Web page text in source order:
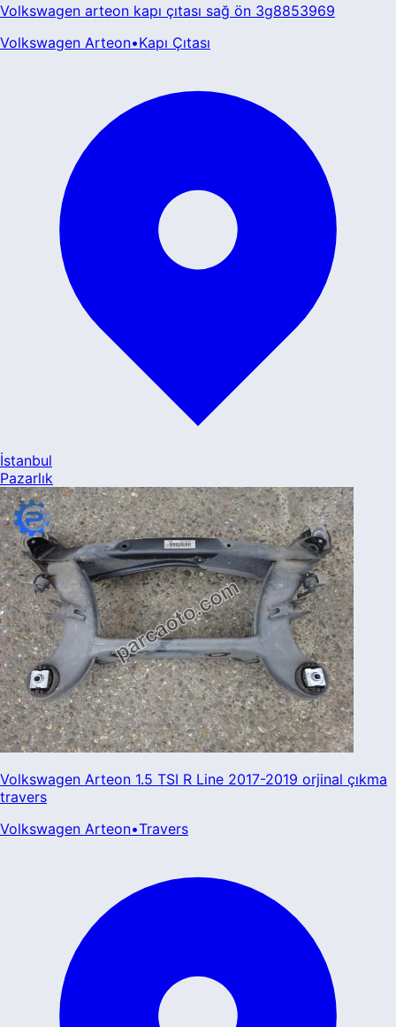
Volkswagen arteon kapı çıtası sağ ön 3g8853969
Volkswagen Arteon•Kapı Çıtası
İstanbul
Pazarlık
Volkswagen Arteon 1.5 TSI R Line 2017-2019 orjinal çıkma
travers
Volkswagen Arteon•Travers